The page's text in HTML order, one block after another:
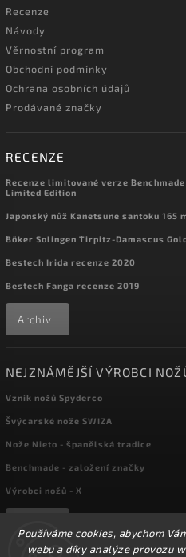
Používáme cookies, abychom
webu a díky analýze provozu
Recenze
Návody
Věrnostní program
Obchodní podmínky
Ochrana osobních údajů
Prodávané značky
RECENZE
Recenze limitované verze
Limited Edition
Japonský nůž Kanetsune santoku
Böker Solingen Tirpitz-Damascus
Bestech Irida recenze 2020
Bestech Fanga recenze 2019
Archiv
NEJZNÁMĚJŠÍ VÝROBCI
Vznik nožů Spyderco
Švýcarské nože SWIZA
Nože Nieto - španělská tradice
Benchmade - založení značky
Výrobci nožů - X